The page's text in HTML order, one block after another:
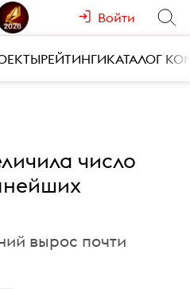
Войти
РЕЙТИНГИКАТАЛОГ
число
вырос почти